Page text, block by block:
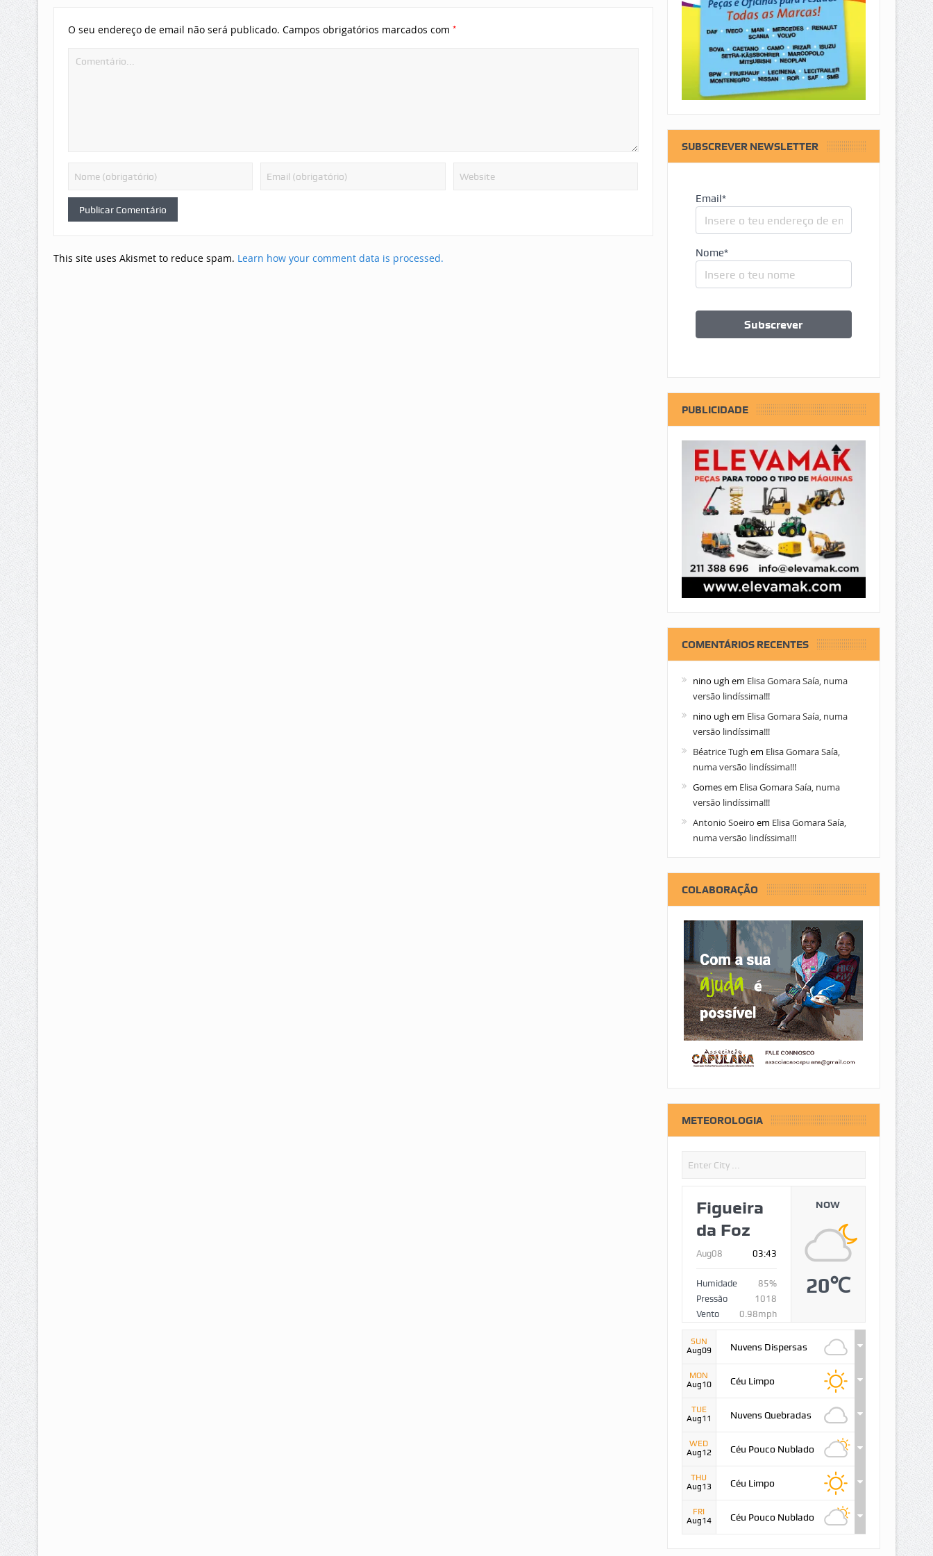
O seu endereço de email não será publicado. Campos obrigatórios marcados com *
This site uses Akismet to reduce spam. Learn how your comment data is processed.
SUBSCREVER NEWSLETTER
Email*
Nome*
PUBLICIDADE
COMENTÁRIOS RECENTES
nino ugh em Elisa Gomara Saía, numa
versão lindíssima!!!
nino ugh em Elisa Gomara Saía, numa
versão lindíssima!!!
Béatrice Tugh em Elisa Gomara Saía,
numa versão lindíssima!!!
Gomesem Elisa Gomara Saía, numa
versão lindíssima!!!
Antonio Soeiro em Elisa Gomara Saía,
numa versão lindíssima!!!
COLABORAÇÃO
METEOROLOGIA
Figueira
da Foz
Aug08 03:43
Humidade
85%
Pressão
1018
Vento
0.98mph
NOW
20℃
SUN
Aug09
Nuvens Dispersas
MON
Aug10
Céu Limpo
TUE
Aug11
Nuvens Quebradas
WED
Aug12
Céu Pouco Nublado
THU
Aug13
Céu Limpo
FRI
Aug14
Céu Pouco Nublado